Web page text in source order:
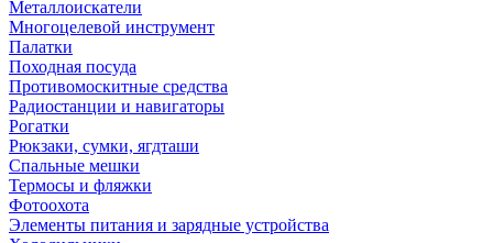
Металлоискатели
Многоцелевой инструмент
Палатки
Походная посуда
Противомоскитные средства
Радиостанции и навигаторы
Рогатки
Рюкзаки, сумки, ягдташи
Спальные мешки
Термосы и фляжки
Фотоохота
Элементы питания и зарядные устройства